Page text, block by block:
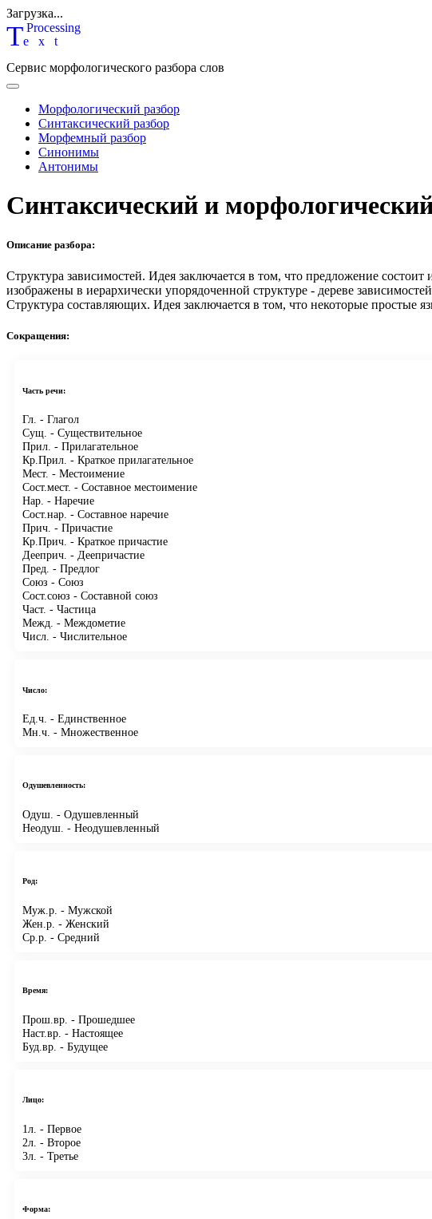
Загрузка...
Text
Processing
Сервис морфологического разбора слов
Морфологический разбор
Синтаксический разбор
Морфемный разбор
Синонимы
Антонимы
Синтаксический и
Описание разбора:
Структура зависимостей. Идея заключается в том, что предложение
изображены в иерархически упорядоченной структуре - дереве
Структура составляющих. Идея заключается в том, что некоторые простые
Сокращения:
Часть речи:
Гл. - Глагол
Сущ. - Существительное
Прил. - Прилагательное
Кр.Прил. - Краткое прилагательное
Мест. - Местоимение
Сост.мест. - Составное местоимение
Нар. - Наречие
Сост.нар. - Составное наречие
Прич. - Причастие
Кр.Прич. - Краткое причастие
Дееприч. - Деепричастие
Пред. - Предлог
Союз - Союз
Сост.союз - Составной союз
Част. - Частица
Межд. - Междометие
Числ. - Числительное
Число:
Ед.ч. - Единственное
Мн.ч. - Множественное
Одушевленность:
Одуш. - Одушевленный
Неодуш. - Неодушевленный
Род:
Муж.р. - Мужской
Жен.р. - Женский
Ср.р. - Средний
Время:
Прош.вр. - Прошедшее
Наст.вр. - Настоящее
Буд.вр. - Будущее
Лицо:
1л. - Первое
2л. - Второе
3л. - Третье
Форма: